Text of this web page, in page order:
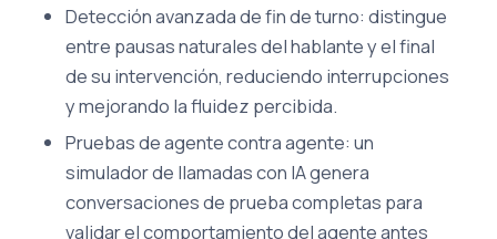
Detección avanzada de fin de turno: distingue
entre pausas naturales del hablante y el final
de su intervención, reduciendo interrupciones
y mejorando la fluidez percibida.
Pruebas de agente contra agente: un
simulador de llamadas con IA genera
conversaciones de prueba completas para
validar el comportamiento del agente antes